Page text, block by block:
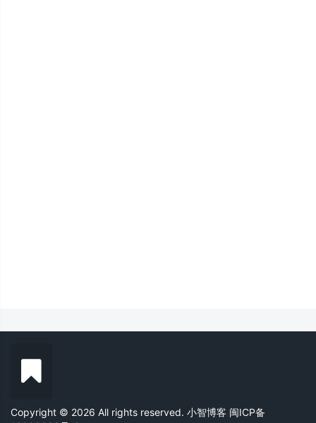
Copyright © 2026 All rights reserved. 小智博客 闽ICP备